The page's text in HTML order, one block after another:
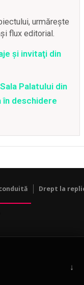
↓
urmărește
flux editorial.
şi invitaţi din
Palatului din
în deschidere
Drept la